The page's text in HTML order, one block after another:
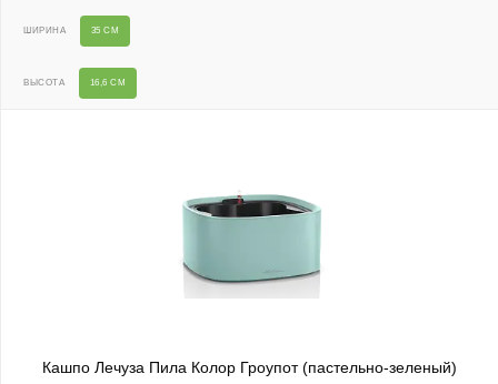
ШИРИНА 35 СМ
ВЫСОТА 16,6 СМ
Кашпо Лечуза Пила Колор Гроупот (пастельно-зеленый)